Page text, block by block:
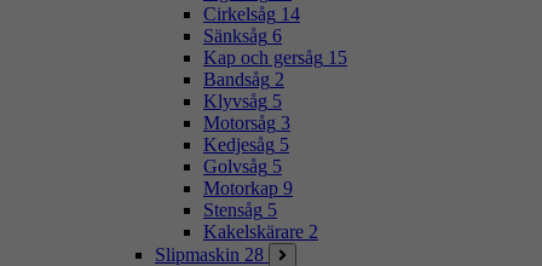
Cirkelsåg 14
Sänksåg 6
Kap och gersåg 15
Bandsåg 2
Klyvsåg 5
Motorsåg 3
Kedjesåg 5
Golvsåg 5
Motorkap 9
Stensåg 5
Kakelskärare 2
Slipmaskin 28